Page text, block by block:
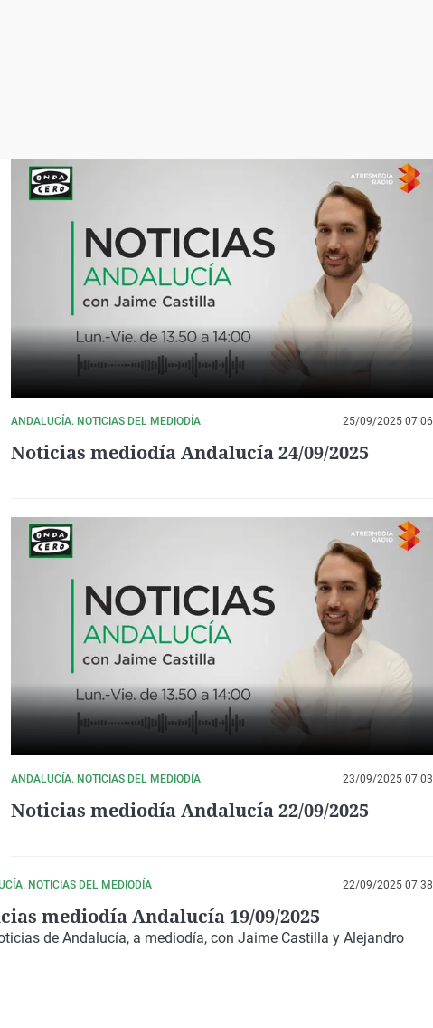
ANDALUCÍA. NOTICIAS DEL MEDIODÍA 25/09/2025 07:06
Noticias mediodía Andalucía 24/09/2025
ANDALUCÍA. NOTICIAS DEL MEDIODÍA 23/09/2025 07:03
Noticias mediodía Andalucía 22/09/2025
NOTICIAS DEL MEDIODÍA 22/09/2025 07:38
mediodía Andalucía 19/09/2025
de Andalucía, a mediodía, con Jaime Castilla y Alejandro